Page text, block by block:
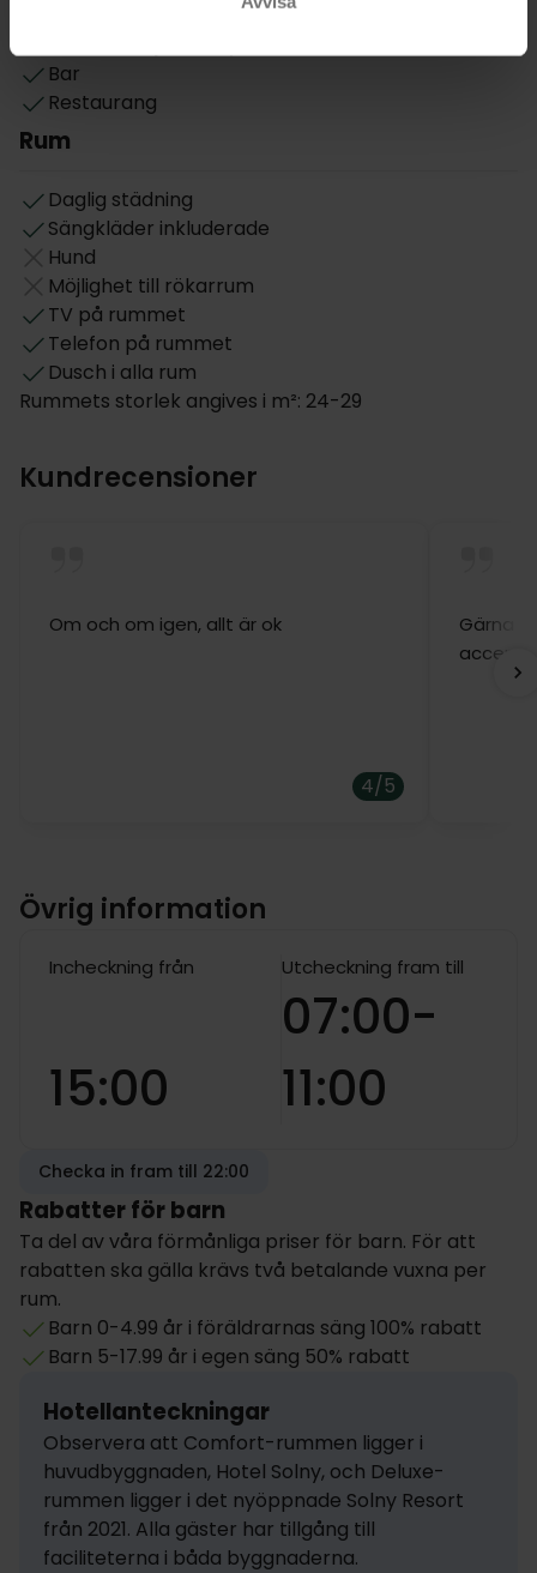
Restaurang öppet även på helgen
Bar
Restaurang
Rum
Daglig städning
Sängkläder inkluderade
Hund
Möjlighet till rökarrum
TV på rummet
Telefon på rummet
Dusch i alla rum
Rummets storlek angives i m²: 24-29
Kundrecensioner
Om och om igen, allt är ok
4/5
Gärna
Övrig information
Incheckning från
15:00
Utcheckning fram till
07:00-
11:00
Checka in fram till 22:00
Rabatter för barn
Ta del av våra förmånliga priser för barn. För att
rabatten ska gälla krävs två betalande vuxna per
rum.
Barn 0-4.99 år i föräldrarnas säng 100% rabatt
Barn 5-17.99 år i egen säng 50% rabatt
Hotellanteckningar
Observera att Comfort-rummen ligger i
huvudbyggnaden, Hotel Solny, och Deluxe-
rummen ligger i det nyöppnade Solny Resort
från 2021. Alla gäster har tillgång till
faciliteterna i båda byggnaderna.